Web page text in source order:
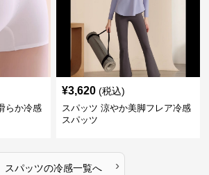
らか冷感
¥3,620 (税込)
スパッツ 涼やか美脚フレア冷感
スパッツ
スパッツの冷感一覧へ ›